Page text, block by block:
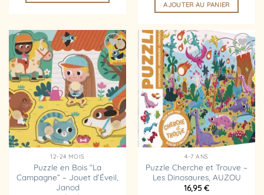
AJOUTER AU PANIER
Ajouter
à la
liste
d’envies
12-24 MOIS
Puzzle en Bois “La
Campagne” – Jouet d’Éveil,
Janod
Ajouter
à la
liste
d’envies
4-7 ANS
Puzzle Cherche et Trouve –
Les Dinosaures, AUZOU
16,95€